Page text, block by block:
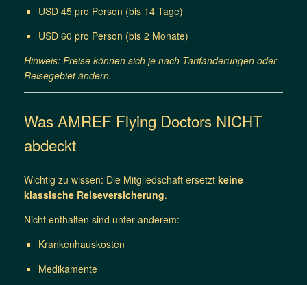
USD 45 pro Person (bis 14 Tage)
USD 60 pro Person (bis 2 Monate)
Hinweis: Preise können sich je nach Tarifänderungen oder
Reisegebiet ändern.
Was AMREF Flying Doctors NICHT
abdeckt
Wichtig zu wissen: Die Mitgliedschaft ersetzt keine
klassische Reiseversicherung.
Nicht enthalten sind unter anderem:
Krankenhauskosten
Medikamente